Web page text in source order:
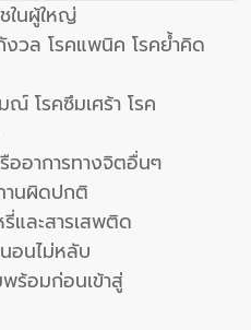
ในผู้ใหญ่
วล โรคแพนิค โรคย้ำคิด
โรคซึมเศร้า โรค
ออาการทางจิตอื่นๆ
านผิดปกติ
และสารเสพติด
อนไม่หลับ
ร้อมก่อนเข้าสู่